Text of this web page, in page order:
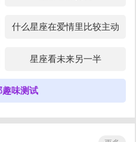
什么星座在爱情里比较主动
星座看未来另一半
星盘看出国移民
测测你的前世是什么人
趣味测试